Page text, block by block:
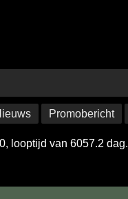
Promobericht
looptijd van 6057.2 dag.